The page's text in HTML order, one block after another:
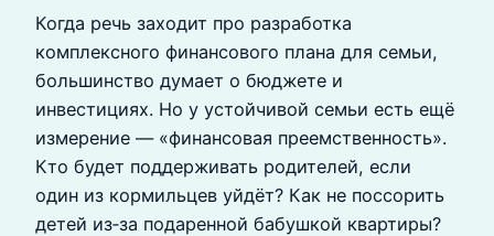
Когда речь заходит про разработка
комплексного финансового плана для семьи,
большинство думает о бюджете и
инвестициях. Но у устойчивой семьи есть ещё
измерение — «финансовая преемственность».
Кто будет поддерживать родителей, если
один из кормильцев уйдёт? Как не поссорить
детей из‑за подаренной бабушкой квартиры?